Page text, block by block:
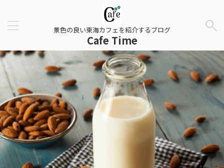
景色の良い東海カフェを紹介するブログ
Cafe Time